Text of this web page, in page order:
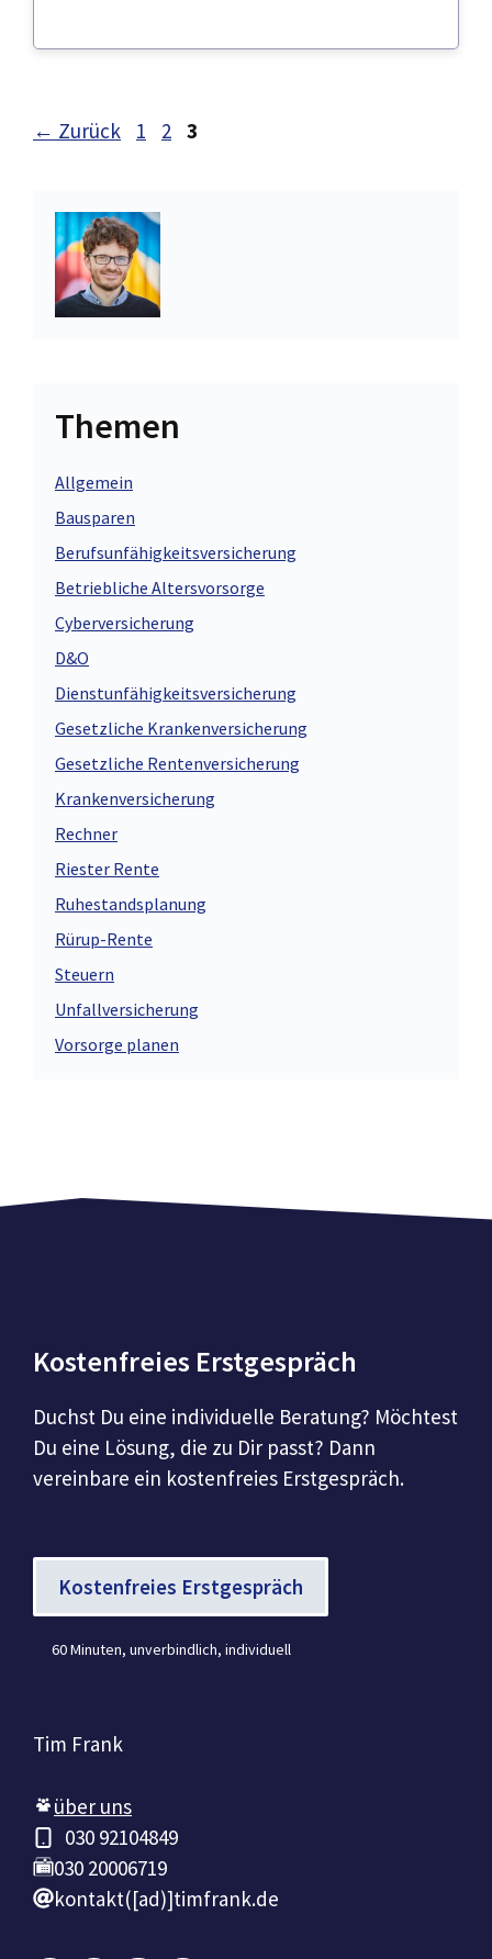
← Zurück Seite
1 Seite
2 Seite
3
Themen
Allgemein
Bausparen
Berufsunfähigkeitsversicherung
Betriebliche Altersvorsorge
Cyberversicherung
D&O
Dienstunfähigkeitsversicherung
Gesetzliche Krankenversicherung
Gesetzliche Rentenversicherung
Krankenversicherung
Rechner
Riester Rente
Ruhestandsplanung
Rürup-Rente
Steuern
Unfallversicherung
Vorsorge planen
Kostenfreies Erstgespräch
Duchst Du eine individuelle Beratung? Möchtest
Du eine Lösung, die zu Dir passt? Dann
vereinbare ein kostenfreies Erstgespräch.
Kostenfreies Erstgespräch
60 Minuten, unverbindlich, individuell
Tim Frank
über uns
030 92104849
030 20006719
kontakt([ad)]timfrank.de